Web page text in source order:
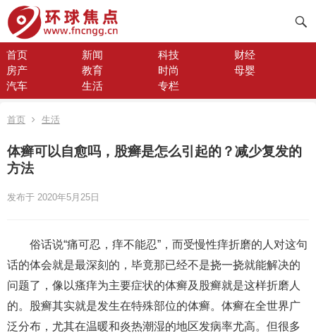
首页 新闻 科技
财经
房产
教育 时尚
母婴
汽车
生活 专栏
首页 生活
体癣可以自愈吗，股癣是怎么引起的？减少复发的
方法
发布于 2020年5月25日
俗话说“痛可忍，痒不能忍”，而受慢性痒折磨的人对这句
话的体会就是最深刻的，毕竟那已经不是挠一挠就能解决的
问题了，像以瘙痒为主要症状的体癣及股癣就是这样折磨人
的。股癣其实就是发生在特殊部位的体癣。体癣在全世界广
泛分布，尤其在温暖和炎热潮湿的地区发病率尤高。但很多